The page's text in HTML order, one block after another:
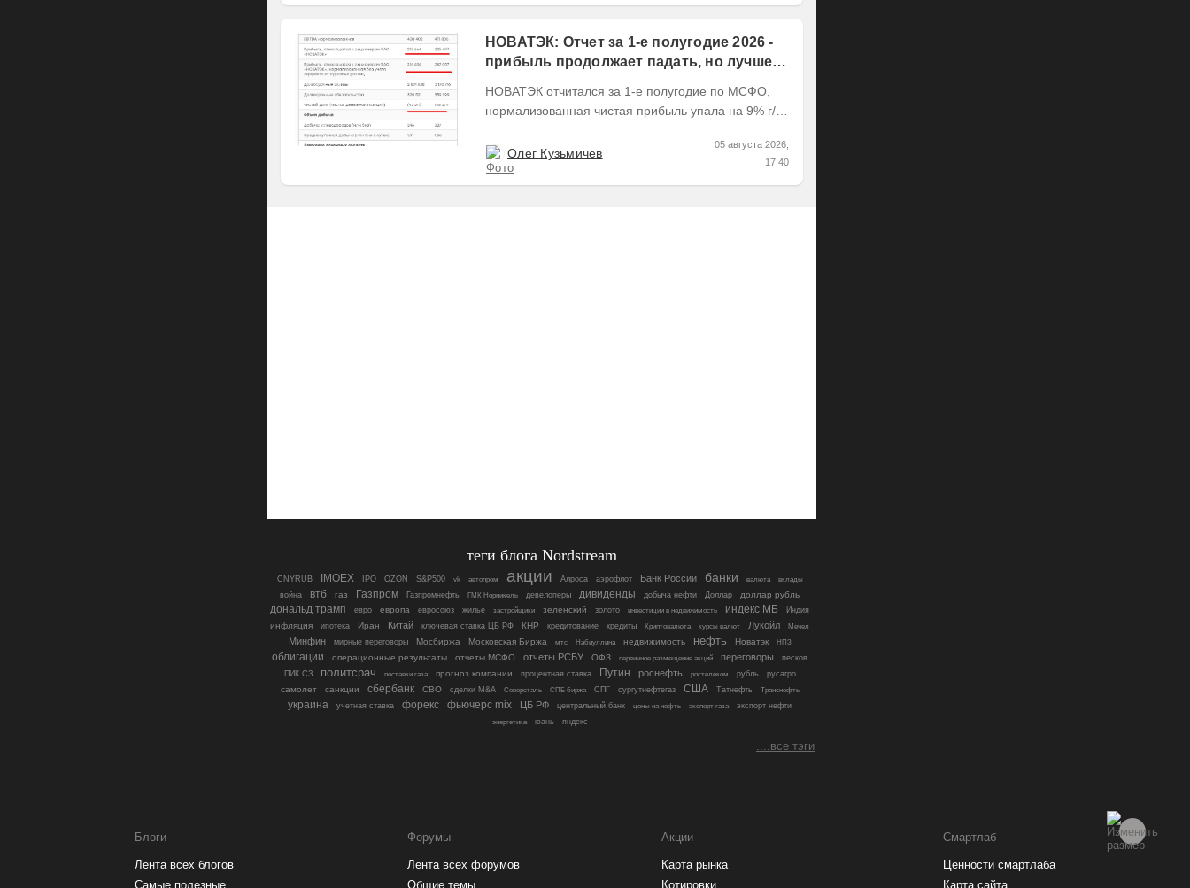
НОВАТЭК: Отчет за 1-е полугодие 2026 -
прибыль продолжает падать, но лучшее
НОВАТЭК отчитался за 1-е полугодие по МСФО,
нормализованная чистая прибыль упала на 9% г/г
Олег Кузьмичев
05 августа 2026,
17:40
теги блога Nordstream
CNYRUB IMOEX IPO OZON S&P500 vk автопром акции Алроса аэрофлот Банк России банки валюта вклады
война втб газ Газпром Газпромнефть ГМК Норникель девелоперы дивиденды добыча нефти Доллар доллар рубль
дональд трамп евро европа евросоюз жилье застройщики зеленский золото инвестиции в недвижимость индекс МБ Индия
инфляция ипотека Иран Китай ключевая ставка ЦБ РФ КНР кредитование кредиты Криптовалюта курсы валют Лукойл Мечел
Минфин мирные переговоры Мосбиржа Московская Биржа мтс Набиуллина недвижимость нефть Новатэк НПЗ
облигации операционные результаты отчеты МСФО отчеты РСБУ ОФЗ первичное размещение акций переговоры
песков
ПИК СЗ
политсрач поставки газа прогноз компании процентная ставка Путин роснефть ростелеком рубль русагро
самолет санкции сбербанк СВО сделки M&A Северсталь СПБ биржа СПГ сургутнефтегаз США Татнефть Транснефть
украина учетная ставка форекс фьючерс mix ЦБ РФ центральный банк цены на нефть экспорт газа
экспорт нефти
энергетика
юань яндекс
....все тэги
Блоги
Лента всех блогов
Самые полезные
Форумы
Лента всех форумов
Общие темы
Акции
Карта рынка
Котировки
Смартлаб
Ценности смартлаба
Карта сайта